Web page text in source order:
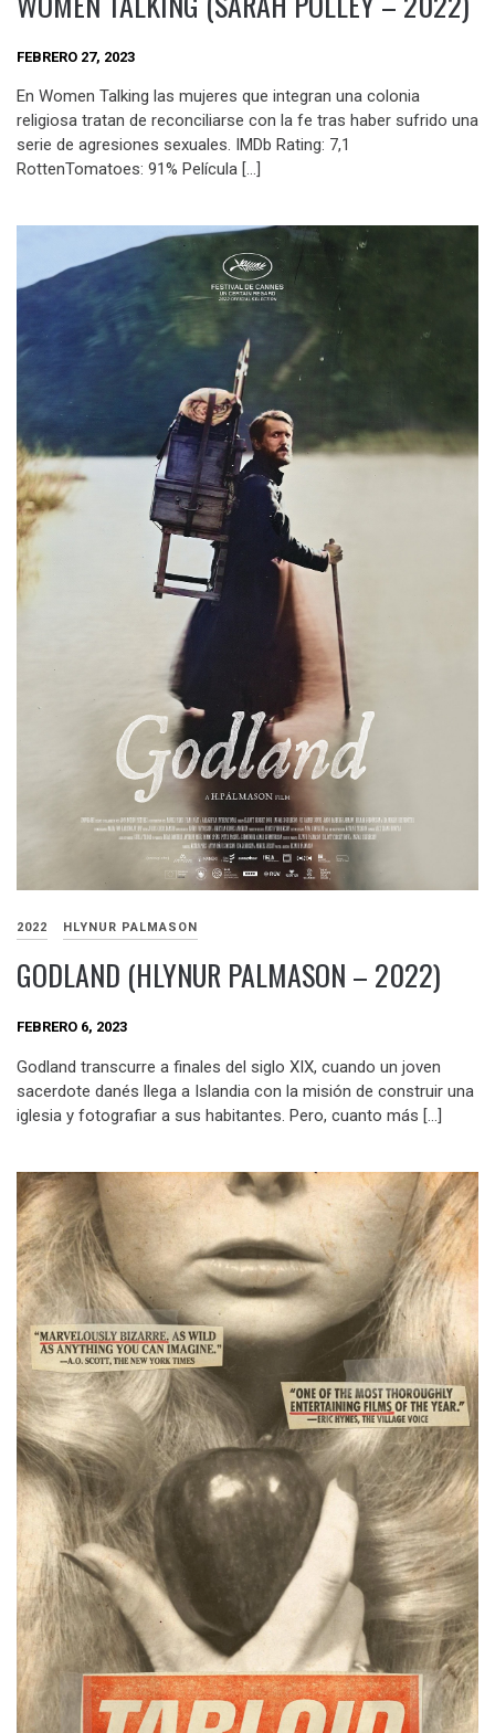
FEBRERO 27, 2023
En Women Talking las mujeres que integran una colonia
religiosa tratan de reconciliarse con la fe tras haber sufrido una
serie de agresiones sexuales. IMDb Rating: 7,1
RottenTomatoes: 91% Película […]
2022 HLYNUR PALMASON
GODLAND (HLYNUR PALMASON – 2022)
FEBRERO 6, 2023
Godland transcurre a finales del siglo XIX, cuando un joven
sacerdote danés llega a Islandia con la misión de construir una
iglesia y fotografiar a sus habitantes. Pero, cuanto más […]